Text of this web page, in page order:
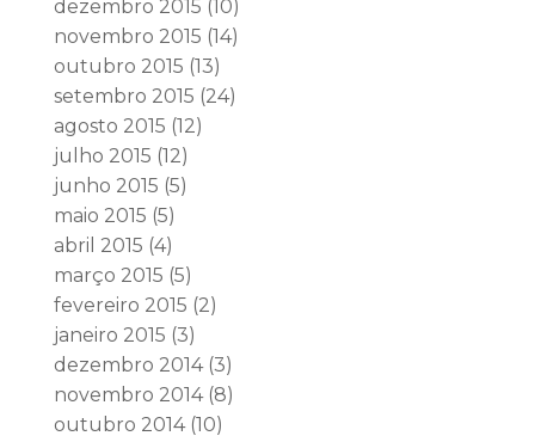
dezembro 2015 (10)
novembro 2015 (14)
outubro 2015 (13)
setembro 2015 (24)
agosto 2015 (12)
julho 2015 (12)
junho 2015 (5)
maio 2015 (5)
abril 2015 (4)
março 2015 (5)
fevereiro 2015 (2)
janeiro 2015 (3)
dezembro 2014(3)
novembro 2014(8)
outubro 2014(10)